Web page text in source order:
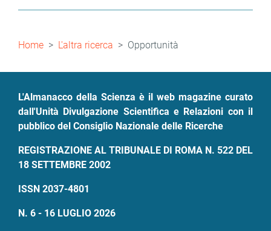
Briciole
Home L'altra ricerca Opportunità
L'Almanacco della Scienza è il web magazine curato
dall'Unità Divulgazione Scientifica e Relazioni con il
pubblico del Consiglio Nazionale delle Ricerche
REGISTRAZIONE AL TRIBUNALE DI ROMA N. 522 DEL
18 SETTEMBRE 2002
ISSN 2037-4801
N. 6 - 16 LUGLIO 2026